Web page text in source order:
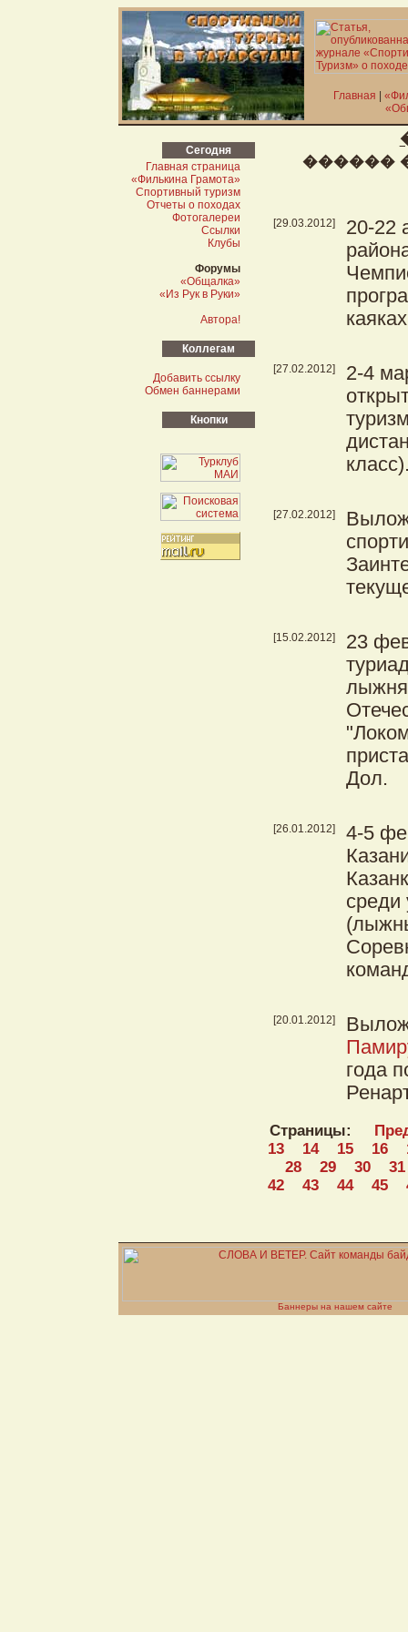
Главная
Сегодня
Главная страница
«Филькина Грамота»
Спортивный туризм
Отчеты о походах
Фотогалереи
Ссылки
Клубы
Форумы
«Общалка»
«Из Рук в Руки»
Автора!
Коллегам
Добавить ссылку
Обмен баннерами
Кнопки
������
[29.03.2012]
20-22
[27.02.2012]
2-4
[27.02.2012]
[15.02.2012]
23
Дол.
[26.01.2012]
4-5
среди
[20.01.2012]
года
Страницы:
13
14 15 16
28
29 30
31
42
43 44 45
Баннеры на нашем сайте